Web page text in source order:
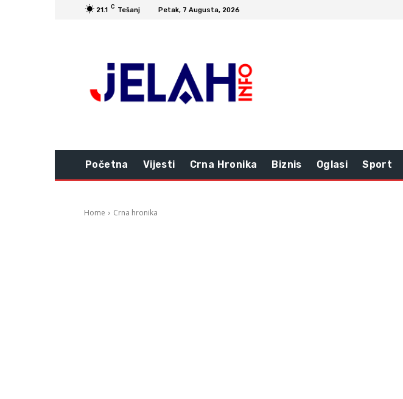
21.1 C Tešanj Petak, 7 Augusta, 2026
Početna Vijesti Crna Hronika Biznis Oglasi Sport
Home Crna hronika